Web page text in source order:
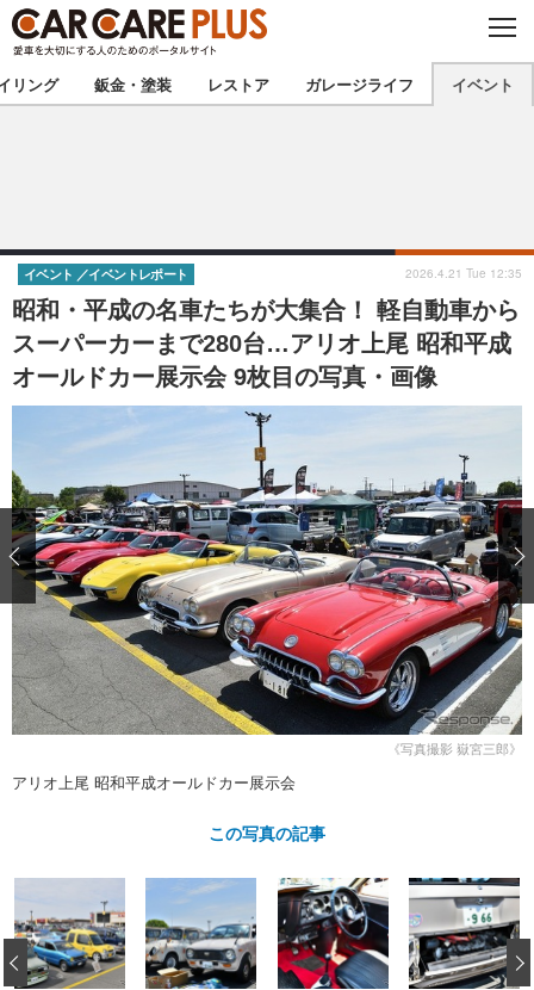
C
O
S
E
★カーケアプラス認定★ 厳選プロショップを地域から探す
甲信越 北陸
東海 関西
中国 四国
九州
注目の記事
ショップレポート 愛車 File
自動車豆知識 ストップ！不具合修理＆粗悪修理
鈑金・塗装
ディテイリング
ディテイリング 洗車
ヘッドライト磨き コーティング
フィルム・ラッピング
鈑金・塗装
小キズ直し 防錆
特集記事
ストップ 不具合修理＆粗悪修理
カーメーカー「旧車」関連プロジェ
クト
ショップ紹介
プロショップ検索
カーメーカー「旧車」関連プロジ
イベント
リング 鈑金・塗装 レストア ガレージライフ イベント
昭和・平成の名車たちが大集合！ 軽自動車から
スーパーカーまで280台…アリオ上尾 昭和平成
オールドカー展示会 9枚目の写真・画像
イベント イベントレポート 2026.4.21 Tue 12:35
《写真撮影 嶽宮三郎》
アリオ上尾 昭和平成オールドカー展示会
この写真の記事
‹